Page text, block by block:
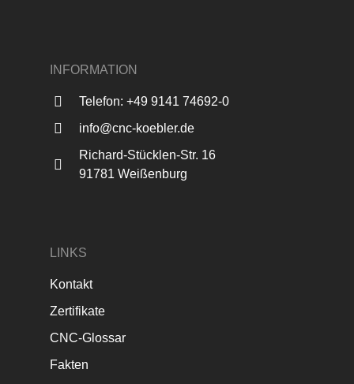
INFORMATION
Telefon: +49 9141 74692-0
info@cnc-koebler.de
Richard-Stücklen-Str. 16
91781 Weißenburg
LINKS
Kontakt
Zertifikate
CNC-Glossar
Fakten